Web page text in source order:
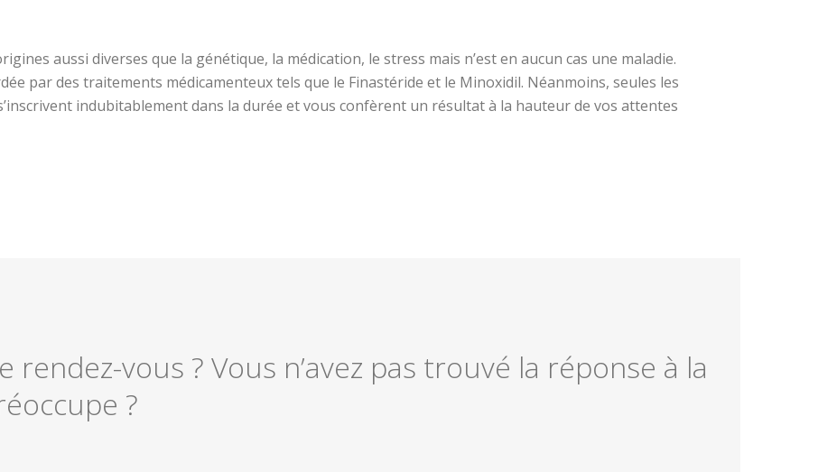
aussi diverses que la génétique, la médication, le stress mais n’est en aucun cas une maladie.
par des traitements médicamenteux tels que le Finastéride et le Minoxidil. Néanmoins, seules les
indubitablement dans la durée et vous confèrent un résultat à la hauteur de vos attentes
vous ? Vous n’avez pas trouvé la réponse à la
?